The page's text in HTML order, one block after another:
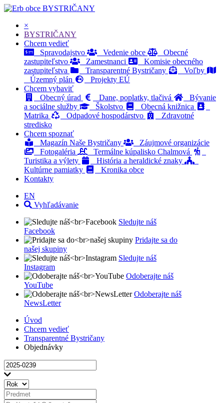
BYSTRIČANY
×
BYSTRIČANY
Chcem vedieť
Spravodajstvo
Vedenie obce
Obecné
zastupiteľstvo
Zamestnanci
Komisie obecného
zastupiteľstva
Transparentné Bystričany
Voľby
Územný plán
Projekty EÚ
Chcem vybaviť
Obecný úrad
Dane, poplatky, tlačivá
Bývanie
a sociálne služby
Školstvo
Obecná knižnica
Matrika
Odpadové hospodárstvo
Zdravotné
stredisko
Chcem spoznať
Magazín Naše Bystričany
Záujmové organizácie
Fotogaléria
Termálne kúpalisko Chalmová
Turistika a výlety
História a heraldické znaky
Kultúrne pamiatky
Kronika obce
Kontakty
EN
Vyhľadávanie
Sledujte náš
Facebook
Pridajte sa do
našej skupiny
Sledujte náš
Instagram
Odoberajte náš
YouTube
Odoberajte náš
NewsLetter
Úvod
Chcem vedieť
Transparentné Bystričany
Objednávky